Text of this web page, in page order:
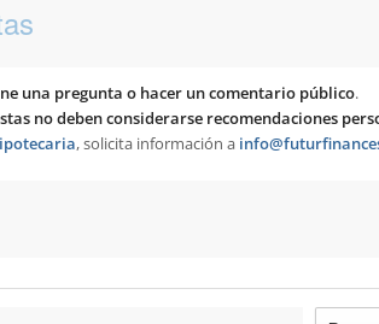
una pregunta o hacer un comentario público.
no deben considerarse recomendaciones
, solicita información a